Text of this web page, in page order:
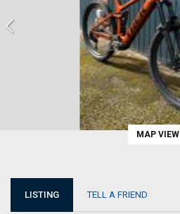
MAP VIEW
LISTING TELL A FRIEND